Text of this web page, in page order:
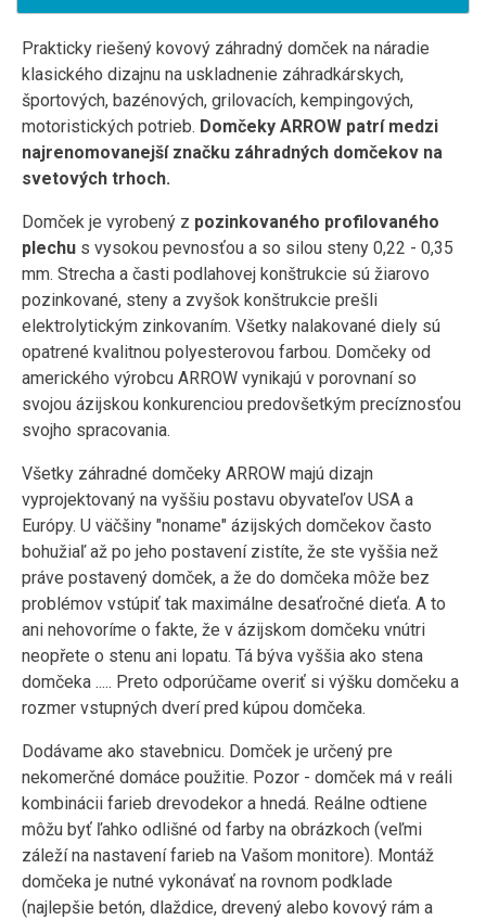
Prakticky riešený kovový záhradný domček na náradie
klasického dizajnu na uskladnenie záhradkárskych,
športových, bazénových, grilovacích, kempingových,
motoristických potrieb. Domčeky ARROW patrí medzi
najrenomovanejší značku záhradných domčekov na
svetových trhoch.
Domček je vyrobený z pozinkovaného profilovaného
plechu s vysokou pevnosťou a so silou steny 0,22 - 0,35
mm. Strecha a časti podlahovej konštrukcie sú žiarovo
pozinkované, steny a zvyšok konštrukcie prešli
elektrolytickým zinkovaním. Všetky nalakované diely sú
opatrené kvalitnou polyesterovou farbou. Domčeky od
amerického výrobcu ARROW vynikajú v porovnaní so
svojou ázijskou konkurenciou predovšetkým precíznosťou
svojho spracovania.
Všetky záhradné domčeky ARROW majú dizajn
vyprojektovaný na vyššiu postavu obyvateľov USA a
Európy. U väčšiny "noname" ázijských domčekov často
bohužiaľ až po jeho postavení zistíte, že ste vyššia než
práve postavený domček, a že do domčeka môže bez
problémov vstúpiť tak maximálne desaťročné dieťa. A to
ani nehovoríme o fakte, že v ázijskom domčeku vnútri
neopřete o stenu ani lopatu. Tá býva vyššia ako stena
domčeka ..... Preto odporúčame overiť si výšku domčeku a
rozmer vstupných dverí pred kúpou domčeka.
Dodávame ako stavebnicu. Domček je určený pre
nekomerčné domáce použitie. Pozor - domček má v reáli
kombinácii farieb drevodekor a hnedá. Reálne odtiene
môžu byť ľahko odlišné od farby na obrázkoch (veľmi
záleží na nastavení farieb na Vašom monitore). Montáž
domčeka je nutné vykonávať na rovnom podklade
(najlepšie betón, dlaždice, drevený alebo kovový rám a